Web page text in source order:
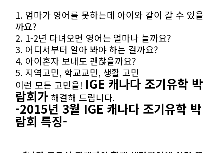
1. 엄마가 영어를 못하는데 아이와 같이 갈 수 있을
까요?
2. 1-2년 다녀오면 영어는 얼마나 늘까요?
3. 어디서부터 알아 봐야 하는 걸까요?
4. 아이혼자 보내도 괜찮을까요?
5. 지역고민, 학교교민, 생활 고민
이런 모든 고민을! IGE 캐나다 조기유학 박
람회가 해결해 드립니다.
-2015년 3월 IGE 캐나다 조기유학 박
람회 특징-